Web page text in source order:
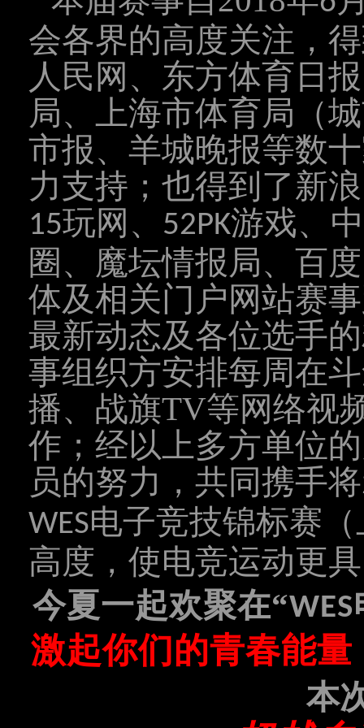
会各界的高度关注，
人民网、东方体育日
局、上海市体育局（
市报、羊城晚报等数
力支持；也得到了新
15玩网、 52PK游戏、
圈、魔坛情报局、百
体及相关门户网站赛
最新动态及各位选手
事组织方安排每周在
播、战旗TV等网络视
作；经以上多方单位
员的努力，共同携手将
WES电子竞技锦标赛
高度，使电竞运动更
今夏一起欢聚在“WES
激起你们的青春能
本